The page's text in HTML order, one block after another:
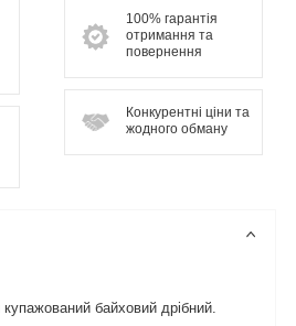
100% гарантія
отримання та
повернення
Конкурентні ціни та
жодного обману
байховий дрібний.